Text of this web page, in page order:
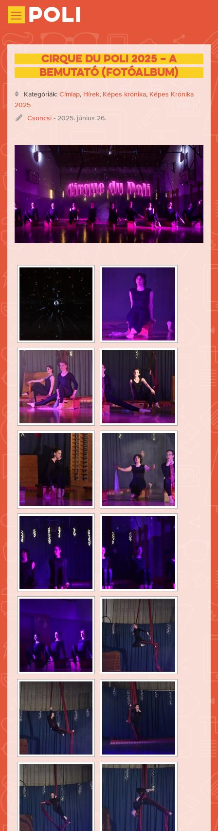
Poli
Cirque du Poli 2025 – A
bemutató (fotóalbum)
Kategóriák: Címlap, Hírek, Képes krónika, Képes Krónika
2025
Csoncsi - 2025. június 26.